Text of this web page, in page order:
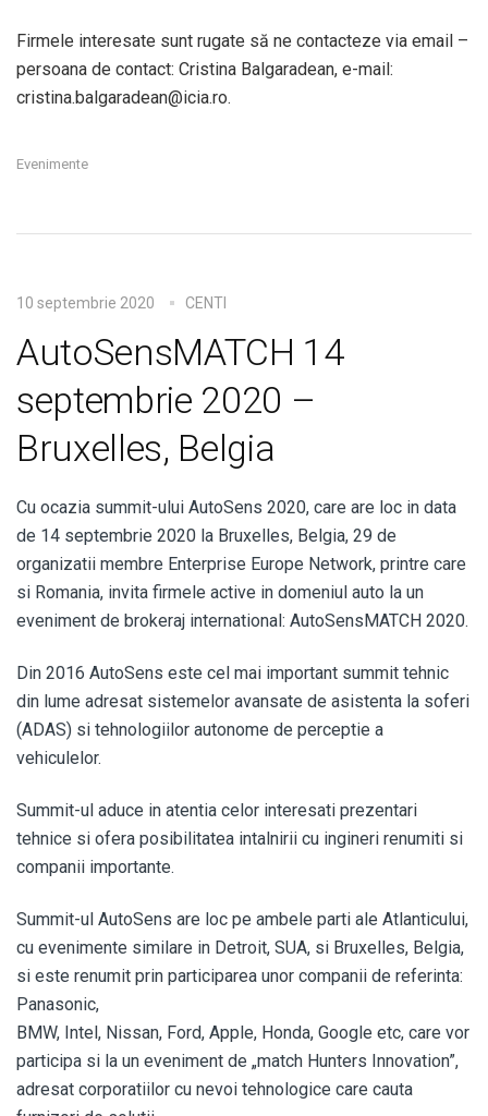
Firmele interesate sunt rugate să ne contacteze via email –
persoana de contact: Cristina Balgaradean, e-mail:
cristina.balgaradean@icia.ro.
Evenimente
10 septembrie 2020 CENTI
AutoSensMATCH 14
septembrie 2020 –
Bruxelles, Belgia
Cu ocazia summit-ului AutoSens 2020, care are loc in data
de 14 septembrie 2020 la Bruxelles, Belgia, 29 de
organizatii membre Enterprise Europe Network, printre care
si Romania, invita firmele active in domeniul auto la un
eveniment de brokeraj international: AutoSensMATCH 2020.
Din 2016 AutoSens este cel mai important summit tehnic
din lume adresat sistemelor avansate de asistenta la soferi
(ADAS) si tehnologiilor autonome de perceptie a
vehiculelor.
Summit-ul aduce in atentia celor interesati prezentari
tehnice si ofera posibilitatea intalnirii cu ingineri renumiti si
companii importante.
Summit-ul AutoSens are loc pe ambele parti ale Atlanticului,
cu evenimente similare in Detroit, SUA, si Bruxelles, Belgia,
si este renumit prin participarea unor companii de referinta:
Panasonic,
BMW, Intel, Nissan, Ford, Apple, Honda, Google etc, care vor
participa si la un eveniment de „match Hunters Innovation”,
adresat corporatiilor cu nevoi tehnologice care cauta